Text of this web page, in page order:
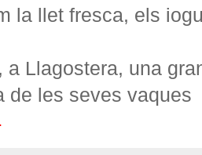
la llet fresca, els
, a Llagostera, una
de les seves vaques